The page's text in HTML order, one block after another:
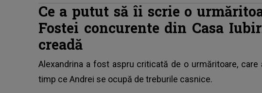
Ce a putut să îi scrie o
Fostei concurente din Casa
creadă
Alexandrina a fost aspru criticată de o urmăritoare,
timp ce Andrei se ocupă de treburile casnice.